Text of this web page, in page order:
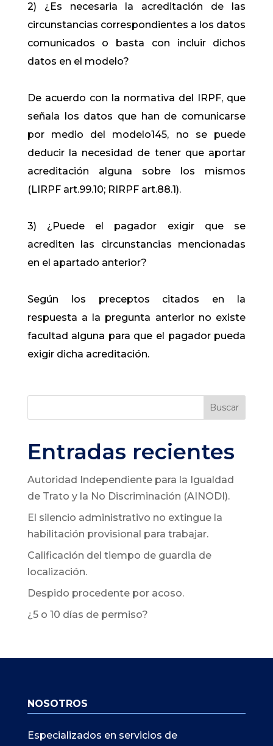
2) ¿Es necesaria la acreditación de las
circunstancias correspondientes a los datos
comunicados o basta con incluir dichos
datos en el modelo?
De acuerdo con la normativa del IRPF, que
señala los datos que han de comunicarse
por medio del modelo145, no se puede
deducir la necesidad de tener que aportar
acreditación alguna sobre los mismos
(LIRPF art.99.10;​​ RIRPF art.88.1).
3) ¿Puede el pagador exigir que se
acrediten las circunstancias mencionadas
en el apartado anterior?
Según los preceptos citados en la
respuesta a la pregunta anterior no existe
facultad alguna para que el pagador pueda
exigir dicha acreditación.
Buscar
Entradas recientes
Autoridad Independiente para la Igualdad
de Trato y la No Discriminación (AINODI).
El silencio administrativo no extingue la
habilitación provisional para trabajar.
Calificación del tiempo de guardia de
localización.
Despido procedente por acoso.
¿5 o 10 días de permiso?
NOSOTROS
Especializados en servicios de